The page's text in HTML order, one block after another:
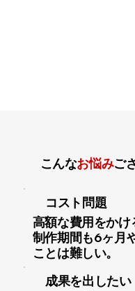
こんなお悩みご
コスト問題
高額な費用をかけ
制作期間も6ヶ月
ことは難しい。
成果を出したい